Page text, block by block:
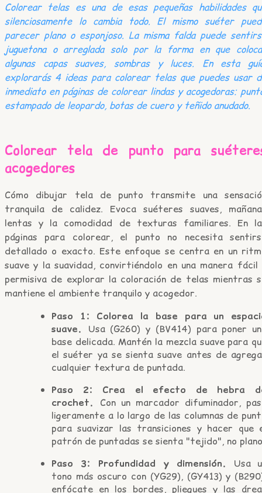
Colorear telas es una de esas pequeñas habilidades
silenciosamente lo cambia todo. El mismo suéter
parecer plano o esponjoso. La misma falda puede
juguetona o arreglada solo por la forma en que
algunas capas suaves, sombras y luces. En esta
explorarás 4 ideas para colorear telas que puedes usar
inmediato en páginas de colorear lindas y acogedoras:
estampado de leopardo, botas de cuero y teñido anudado.
Colorear tela de punto para
acogedores
Cómo dibujar tela de punto transmite una
tranquila de calidez. Evoca suéteres suaves,
lentas y la comodidad de texturas familiares. En
páginas para colorear, el punto no necesita
detallado o exacto. Este enfoque se centra en un
suave y la suavidad, convirtiéndolo en una manera fácil
permisiva de explorar la coloración de telas mientras
mantiene el ambiente tranquilo y acogedor.
Paso 1: Colorea la base para un
suave. Usa (G260) y (BV414) para poner
base delicada. Mantén la mezcla suave para
el suéter ya se sienta suave antes de
cualquier textura de puntada.
Paso 2: Crea el efecto de hebra
crochet. Con un marcador difuminador,
ligeramente a lo largo de las columnas de
para suavizar las transiciones y hacer que
patrón de puntadas se sienta "tejido", no
Paso 3: Profundidad y dimensión. Usa
tono más oscuro con (YG29), (GY413) y
enfócate en los bordes, pliegues y las